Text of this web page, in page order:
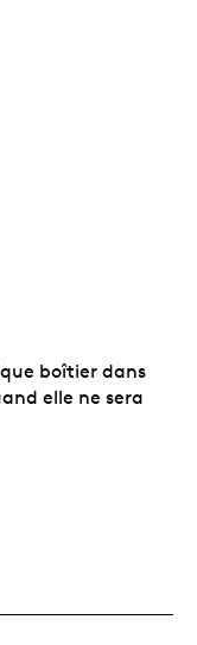
boîtier dans
elle ne sera